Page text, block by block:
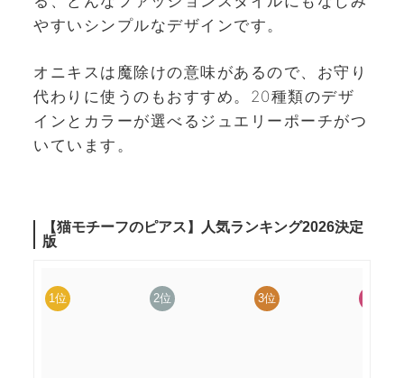
やすいシンプルなデザインです。
オニキスは魔除けの意味があるので、お守り
代わりに使うのもおすすめ。20種類のデザ
インとカラーが選べるジュエリーポーチがつ
いています。